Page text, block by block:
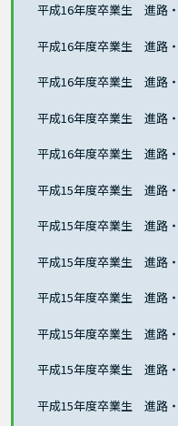
平成16年度卒業生 進路
平成16年度卒業生 進路
平成16年度卒業生 進路
平成16年度卒業生 進路
平成16年度卒業生 進路
平成15年度卒業生 進路
平成15年度卒業生 進路
平成15年度卒業生 進路
平成15年度卒業生 進路
平成15年度卒業生 進路
平成15年度卒業生 進路
平成15年度卒業生 進路